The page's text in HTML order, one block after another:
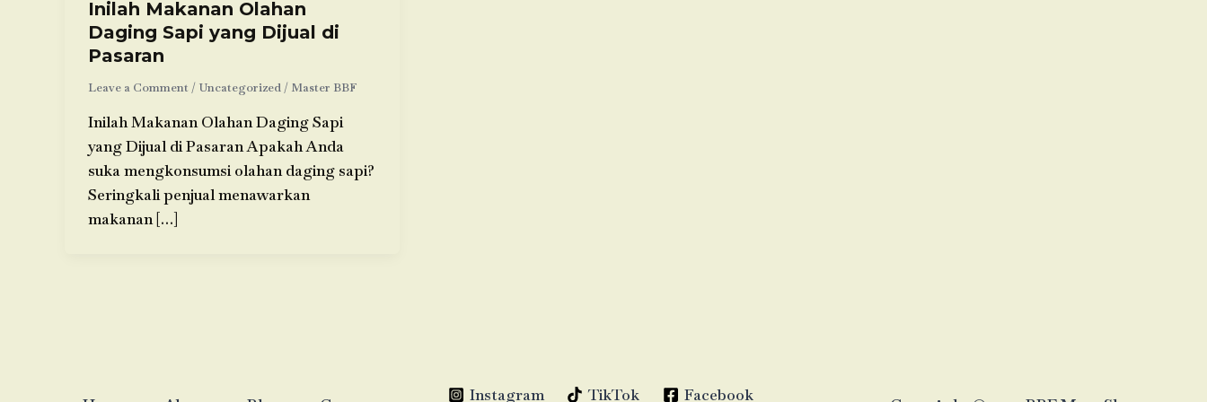
Inilah Makanan Olahan
Daging Sapi yang Dijual di
Pasaran
Leave a Comment / Uncategorized/ Master BBF
Inilah Makanan Olahan Daging Sapi
yang Dijual di Pasaran Apakah Anda
suka mengkonsumsi olahan daging sapi?
Seringkali penjual menawarkan
makanan […]
Instagram TikTok Facebook